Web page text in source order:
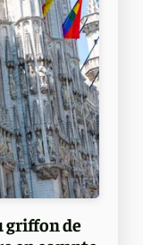
griffon de